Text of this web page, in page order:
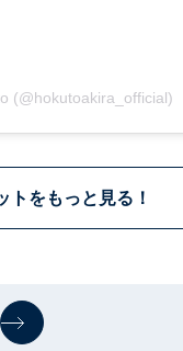
(@hokutoakira_official)
トをもっと見る！